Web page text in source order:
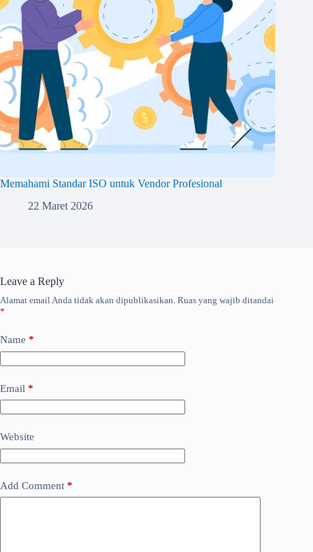
Memahami Standar ISO untuk Vendor Profesional
22 Maret 2026
Leave a Reply
Alamat email Anda tidak akan dipublikasikan. Ruas yang wajib ditandai
*
Name *
Email *
Website
Add Comment *